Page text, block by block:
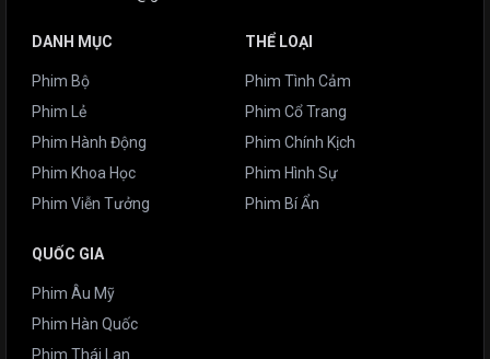
DANH MỤC
Phim Bộ
Phim Lẻ
Phim Hành Động
Phim Khoa Học
Phim Viễn Tưởng
THỂ LOẠI
Phim Tình Cảm
Phim Cổ Trang
Phim Chính Kịch
Phim Hình Sự
Phim Bí Ẩn
QUỐC GIA
Phim Âu Mỹ
Phim Hàn Quốc
Phim Thái Lan